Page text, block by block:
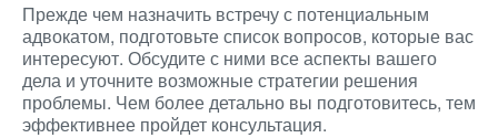
Прежде чем назначить встречу с потенциальным
адвокатом, подготовьте список вопросов, которые вас
интересуют. Обсудите с ними все аспекты вашего
дела и уточните возможные стратегии решения
проблемы. Чем более детально вы подготовитесь, тем
эффективнее пройдет консультация.